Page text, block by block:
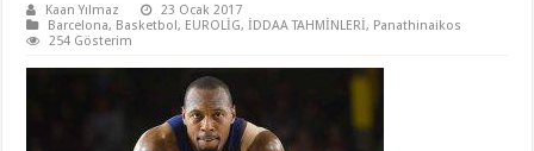
Kaan Yılmaz
23 Ocak 2017
Barcelona, Basketbol, EUROLİG,İDDAA TAHMİNLERİ, Panathinaikos
254 Gösterim